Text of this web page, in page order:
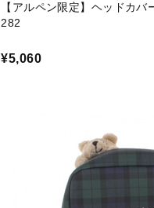
【アルペン限定】ヘッドカ
282
¥5,060